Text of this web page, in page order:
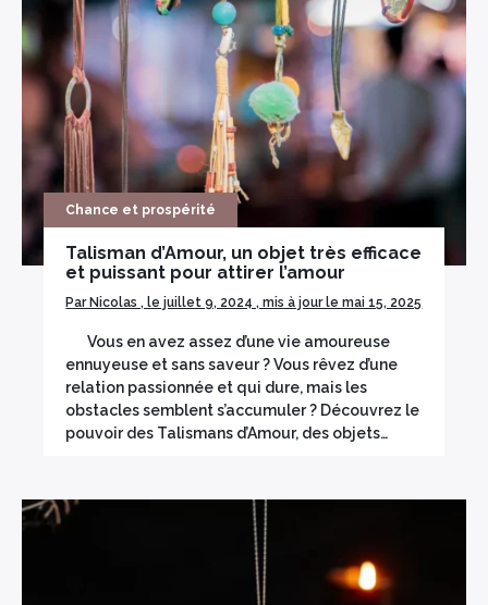
Chance et prospérité
Talisman d’Amour, un objet très efficace
et puissant pour attirer l’amour
Par Nicolas , le juillet 9, 2024 , mis à jour le mai 15, 2025
Vous en avez assez d’une vie amoureuse
ennuyeuse et sans saveur ? Vous rêvez d’une
relation passionnée et qui dure, mais les
obstacles semblent s’accumuler ? Découvrez le
pouvoir des Talismans d’Amour, des objets…